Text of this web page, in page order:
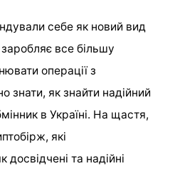
себе як новий вид
все більшу
операції з
знати, як знайти надійний
в Україні. На щастя,
які
та надійні